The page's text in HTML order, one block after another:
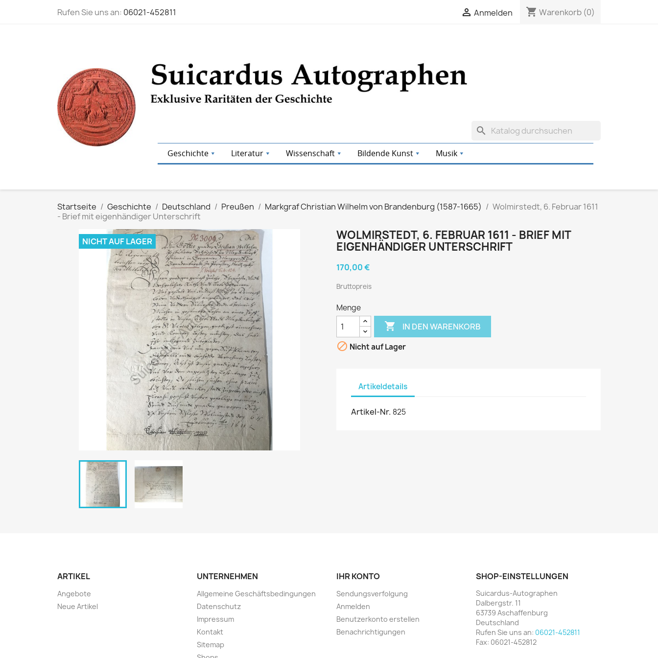
Rufen Sie uns an: 06021-452811  Anmelden shopping_cart Warenkorb (0)
search
Geschichte Literatur Wissenschaft Bildende Kunst Musik
Startseite Geschichte Deutschland Preußen Markgraf Christian Wilhelm von Brandenburg (1587-1665)
Wolmirstedt, 6. Februar 1611
- Brief mit eigenhändiger Unterschrift
NICHT AUF LAGER
WOLMIRSTEDT, 6. FEBRUAR 1611 - BRIEF MIT
EIGENHÄNDIGER UNTERSCHRIFT
170,00 €
Bruttopreis
Menge
 IN DEN WARENKORB
 Nicht auf Lager
Artikeldetails
Artikel-Nr. 825
ARTIKEL
Angebote
Neue Artikel
UNTERNEHMEN
Allgemeine Geschäftsbedingungen
Datenschutz
Impressum
Kontakt
Sitemap
IHR KONTO
Sendungsverfolgung
Anmelden
Benutzerkonto erstellen
Benachrichtigungen
SHOP-EINSTELLUNGEN
Suicardus-Autographen
Dalbergstr. 11
63739 Aschaffenburg
Deutschland
Rufen Sie uns an: 06021-452811
Fax: 06021-452812